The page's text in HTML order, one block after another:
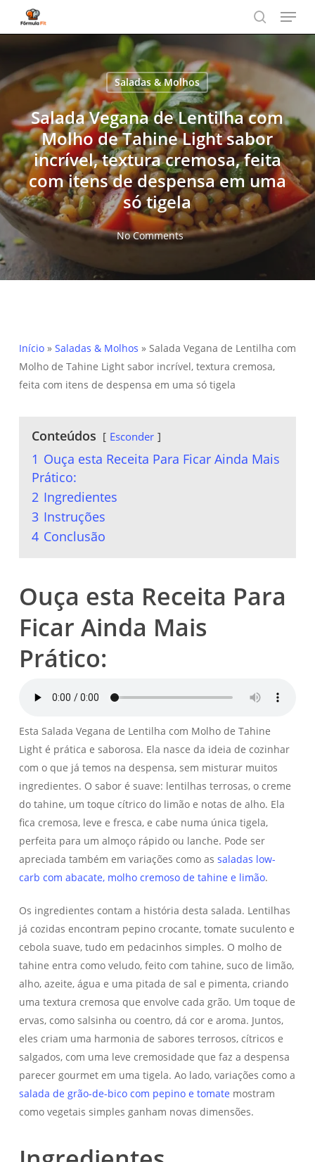
main
content
search
Menu
Saladas & Molhos
Salada Vegana de Lentilha com
Molho de Tahine Light sabor
incrível, textura cremosa, feita
com itens de despensa em uma
só tigela
No Comments
Início» Saladas & Molhos » Salada Vegana de Lentilha com
Molho de Tahine Light sabor incrível, textura cremosa,
feita com itens de despensa em uma só tigela
Conteúdos Esconder
1 Ouça esta Receita Para Ficar Ainda Mais
Prático:
2 Ingredientes
3 Instruções
4 Conclusão
Ouça esta Receita Para
Ficar Ainda Mais
Prático:
Esta Salada Vegana de Lentilha com Molho de Tahine
Light é prática e saborosa. Ela nasce da ideia de cozinhar
com o que já temos na despensa, sem misturar muitos
ingredientes. O sabor é suave: lentilhas terrosas, o creme
do tahine, um toque cítrico do limão e notas de alho. Ela
fica cremosa, leve e fresca, e cabe numa única tigela,
perfeita para um almoço rápido ou lanche. Pode ser
apreciada também em variações como as saladas low-
carb com abacate, molho cremoso de tahine e limão.
Os ingredientes contam a história desta salada. Lentilhas
já cozidas encontram pepino crocante, tomate suculento e
cebola suave, tudo em pedacinhos simples. O molho de
tahine entra como veludo, feito com tahine, suco de limão,
alho, azeite, água e uma pitada de sal e pimenta, criando
uma textura cremosa que envolve cada grão. Um toque de
ervas, como salsinha ou coentro, dá cor e aroma. Juntos,
eles criam uma harmonia de sabores terrosos, cítricos e
salgados, com uma leve cremosidade que faz a despensa
parecer gourmet em uma tigela. Ao lado, variações como a
salada de grão-de-bico com pepino e tomate mostram
como vegetais simples ganham novas dimensões.